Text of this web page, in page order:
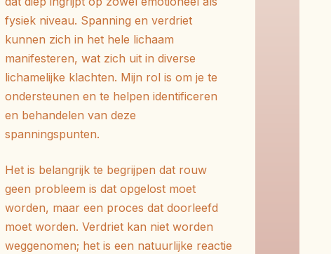
fysiek niveau. Spanning en verdriet
kunnen zich in het hele lichaam
manifesteren, wat zich uit in diverse
lichamelijke klachten. Mijn rol is om je te
ondersteunen en te helpenidentificeren
en behandelen van deze
spanningspunten.
Het is belangrijk te begrijpen dat rouw
geen probleem is dat opgelost moet
worden, maar een proces dat doorleefd
moet worden. Verdriet kan niet worden
weggenomen; het is een natuurlijke reactie